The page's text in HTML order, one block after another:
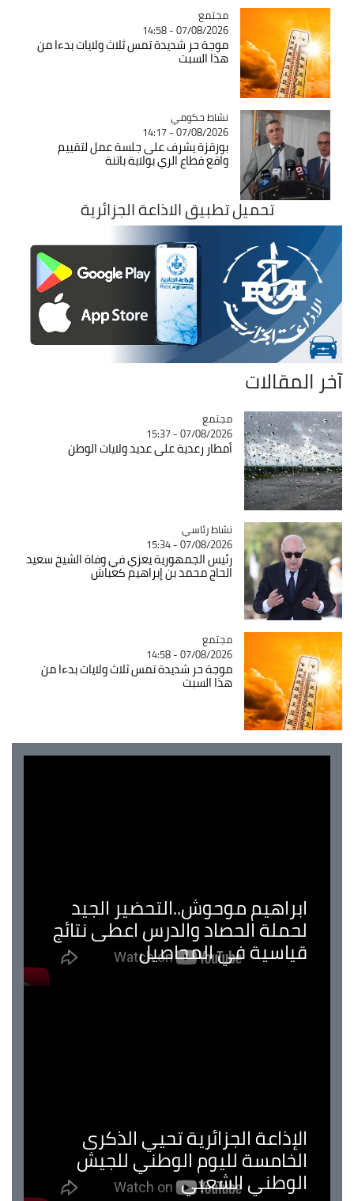
Catégorie
مجتمع
07/08/2026 - 14:58
موجة حر شديدة تمس ثلاث ولايات بدءا من
هذا السبت
Catégorie
نشاط حكومي
07/08/2026 - 14:17
بوزقزة يشرف على جلسة عمل لتقييم
واقع قطاع الري بولاية باتنة
تحميل تطبيق الاذاعة الجزائرية
آخر المقالات
Catégorie
مجتمع
07/08/2026 - 15:37
أمطار رعدية على عديد ولايات الوطن
Catégorie
نشاط رئاسي
07/08/2026 - 15:34
رئيس الجمهورية يعزي في وفاة الشيخ سعيد
الحاج محمد بن إبراهيم كعباش
Catégorie
مجتمع
07/08/2026 - 14:58
موجة حر شديدة تمس ثلاث ولايات بدءا من
هذا السبت
ابراهيم موحوش..التحضير الجيد
لحملة الحصاد والدرس اعطى نتائج
قياسية في المحاصيل
الإذاعة الجزائرية تحيي الذكرى
الخامسة لليوم الوطني للجيش
الوطني الشعبي